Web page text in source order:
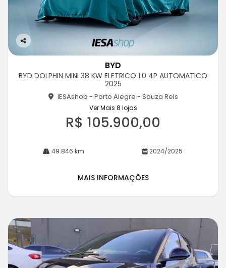
Co
rtil
BYD
BYD DOLPHIN MINI 38 KW ELETRICO 1.0 4P AUTOMATICO
2025
IESAshop - Porto Alegre - Souza Reis
Ver Mais 8 lojas
R$ 105.900,00
49.846 km 2024/2025
MAIS INFORMAÇÕES